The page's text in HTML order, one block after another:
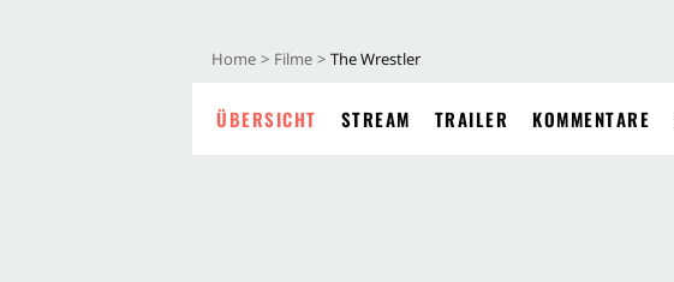
Home Filme The Wrestler
ÜBERSICHT STREAM TRAILER KOMMENTARE